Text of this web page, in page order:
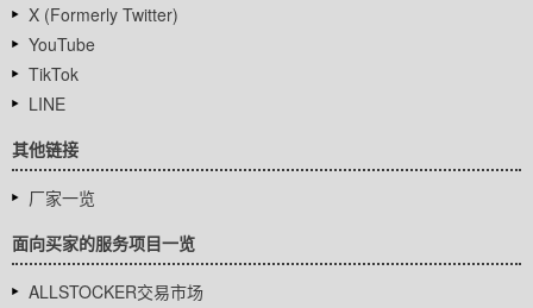
X (Formerly Twitter)
YouTube
TikTok
LINE
其他链接
厂家一览
面向买家的服务项目一览
ALLSTOCKER交易市场